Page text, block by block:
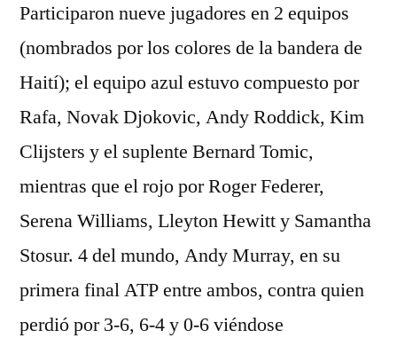
Participaron nueve jugadores en 2 equipos
(nombrados por los colores de la bandera de
Haití); el equipo azul estuvo compuesto por
Rafa, Novak Djokovic, Andy Roddick, Kim
Clijsters y el suplente Bernard Tomic,
mientras que el rojo por Roger Federer,
Serena Williams, Lleyton Hewitt y Samantha
Stosur. 4 del mundo, Andy Murray, en su
primera final ATP entre ambos, contra quien
perdió por 3-6, 6-4 y 0-6 viéndose